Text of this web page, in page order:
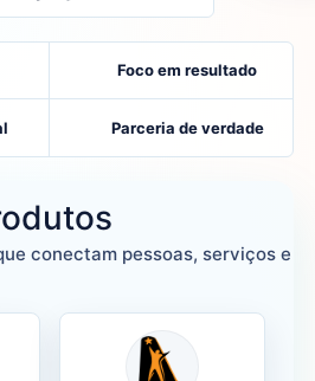
Foco em resultado
Parceria de verdade
conectam pessoas, serviços e